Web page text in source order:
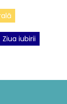
Ziua iubirii